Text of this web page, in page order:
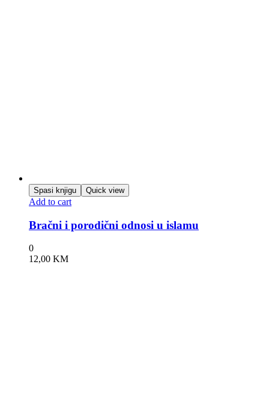
Spasi knjigu Quick view
Add to cart
Bračni i porodični odnosi u islamu
0
12,00 KM